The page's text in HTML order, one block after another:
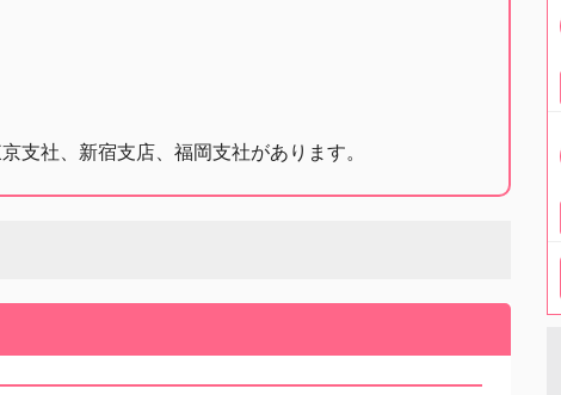
支社、新宿支店、福岡支社があります。